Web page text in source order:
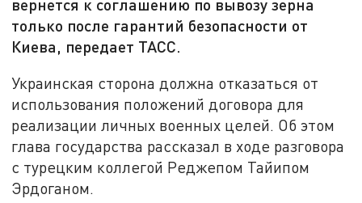
вернется к соглашению по вывозу зерна
только после гарантий безопасности от
Киева, передает ТАСС.
Украинская сторона должна отказаться от
использования положений договора для
реализации личных военных целей. Об этом
глава государства рассказал в ходе разговора
с турецким коллегой Реджепом Тайипом
Эрдоганом.